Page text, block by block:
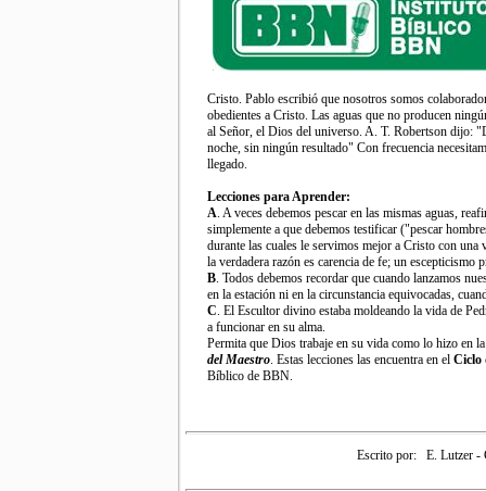
Cristo. Pablo escribió que nosotros somos
obedientes a Cristo. Las aguas que no producen
al Señor, el Dios del universo. A. T. Robertson dijo:
noche, sin ningún resultado" Con frecuencia
llegado.
Lecciones para Aprender:
A. A veces debemos pescar en las mismas aguas,
simplemente a que debemos testificar ("pescar
durante las cuales le servimos mejor a Cristo con
la verdadera razón es carencia de fe; un escepticismo
B. Todos debemos recordar que cuando lanzamos
en la estación ni en la circunstancia equivocadas,
C. El Escultor divino estaba moldeando la vida de
a funcionar en su alma.
Permita que Dios trabaje en su vida como lo hizo en
del Maestro. Estas lecciones las encuentra en el Ciclo
Bíblico de BBN.
Escrito por: E. Lutzer -